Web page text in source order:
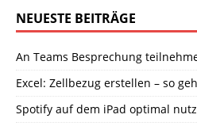
NEUESTE BEITRÄGE
An Teams Besprechung
Excel: Zellbezug erstellen – so
Spotify auf dem iPad optimal